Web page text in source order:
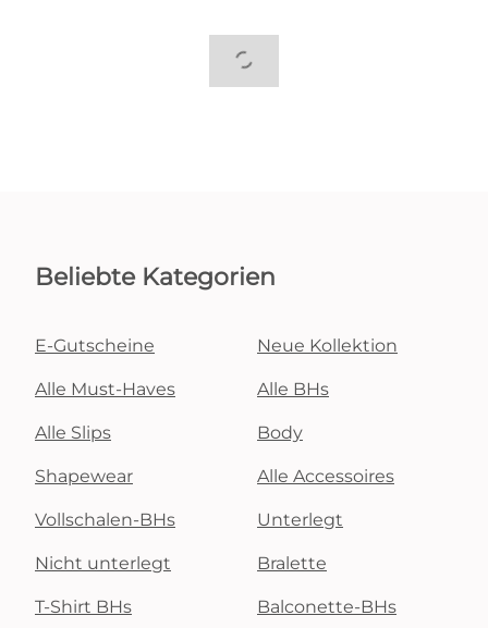
Beliebte Kategorien
E-Gutscheine Neue Kollektion
Alle Must-Haves Alle BHs
Alle Slips Body
Shapewear Alle Accessoires
Vollschalen-BHs Unterlegt
Nicht unterlegt Bralette
T-Shirt BHs Balconette-BHs